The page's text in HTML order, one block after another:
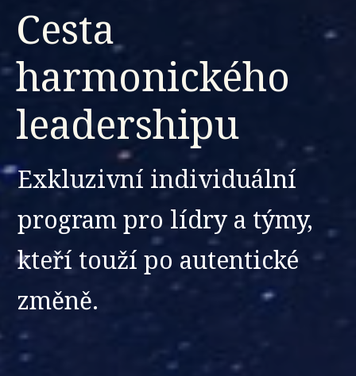
Cesta
harmonického
leadershipu
Exkluzivní individuální
program pro lídry a týmy,
kteří touží po autentické
změně.